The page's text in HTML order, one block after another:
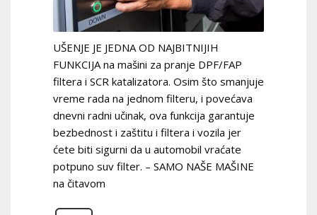
UŠENJE JE JEDNA OD NAJBITNIJIH
FUNKCIJA na mašini za pranje DPF/FAP
filtera i SCR katalizatora. Osim što smanjuje
vreme rada na jednom filteru, i povećava
dnevni radni učinak, ova funkcija garantuje
bezbednost i zaštitu i filtera i vozila jer
ćete biti sigurni da u automobil vraćate
potpuno suv filter. – SAMO NAŠE MAŠINE
na čitavom